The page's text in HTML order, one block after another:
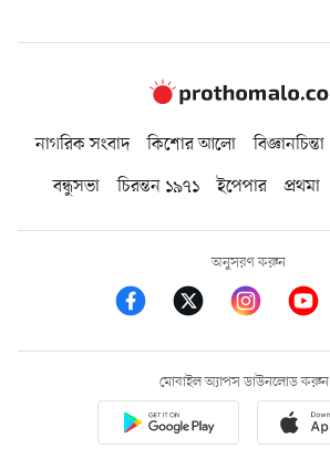
নাগরিক সংবাদ কিশোর আলো বিজ্ঞানচিন্তা
বন্ধুসভা
চিরন্তন ১৯৭১ ইপেপার প্রথমা
অনুসরণ করুন
মোবাইল অ্যাপস ডাউনলোড করুন